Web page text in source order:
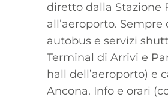
diretto dalla Stazione
all’aeroporto.
autobus e servizi
Terminal di Arrivi e
hall dell’aeroporto) e
Ancona. Info e orari